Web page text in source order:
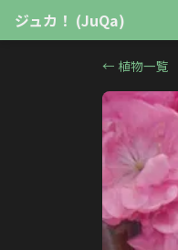
ジュカ！ (JuQa)
← 植物一覧